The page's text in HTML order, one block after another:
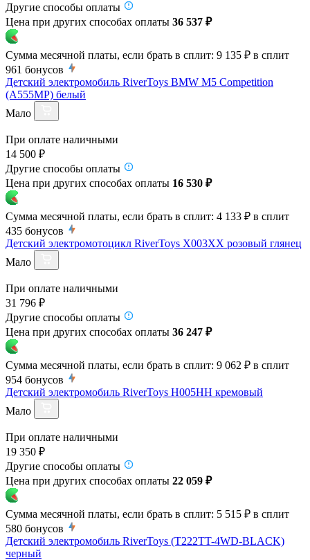
Другие способы оплаты
Цена при других способах оплаты 36 537 ₽
Сумма месячной платы, если брать в сплит: 9 135 ₽ в сплит
961 бонусов
Детский электромобиль RiverToys BMW M5 Competition
(A555MP) белый
Мало
При оплате наличными
14 500 ₽
Другие способы оплаты
Цена при других способах оплаты 16 530 ₽
Сумма месячной платы, если брать в сплит: 4 133 ₽ в сплит
435 бонусов
Детский электромотоцикл RiverToys X003XX розовый глянец
Мало
При оплате наличными
31 796 ₽
Другие способы оплаты
Цена при других способах оплаты 36 247 ₽
Сумма месячной платы, если брать в сплит: 9 062 ₽ в сплит
954 бонусов
Детский электромобиль RiverToys H005HH кремовый
Мало
При оплате наличными
19 350 ₽
Другие способы оплаты
Цена при других способах оплаты 22 059 ₽
Сумма месячной платы, если брать в сплит: 5 515 ₽ в сплит
580 бонусов
Детский электромобиль RiverToys (T222TT-4WD-BLACK)
черный